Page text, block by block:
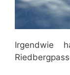
Irgendwie